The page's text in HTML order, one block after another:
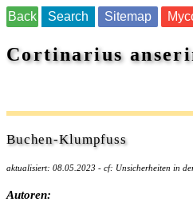
Back Search Sitemap
Cortinarius
Buchen-Klumpfuss
aktualisiert: 08.05.2023 - cf: Unsicherheiten in
Autoren: